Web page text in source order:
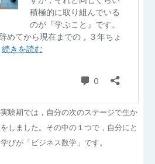
験期では，自分の次のステージで生か
しました。その中の１つで，自分にと
びが「ビジネス数学」です。